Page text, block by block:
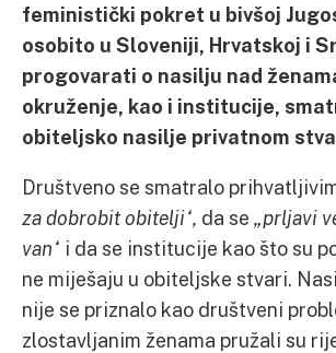
feministički pokret u bivšoj
osobito u Sloveniji, Hrvatskoj i
progovarati o nasilju nad
okruženje, kao i institucije,
obiteljsko nasilje privatnom
Društveno se smatralo
za dobrobit obitelji“, da se „prljavi
van“ i da se institucije kao što su
ne miješaju u obiteljske stvari.
nije se priznalo kao društveni
zlostavljanim ženama pružali su